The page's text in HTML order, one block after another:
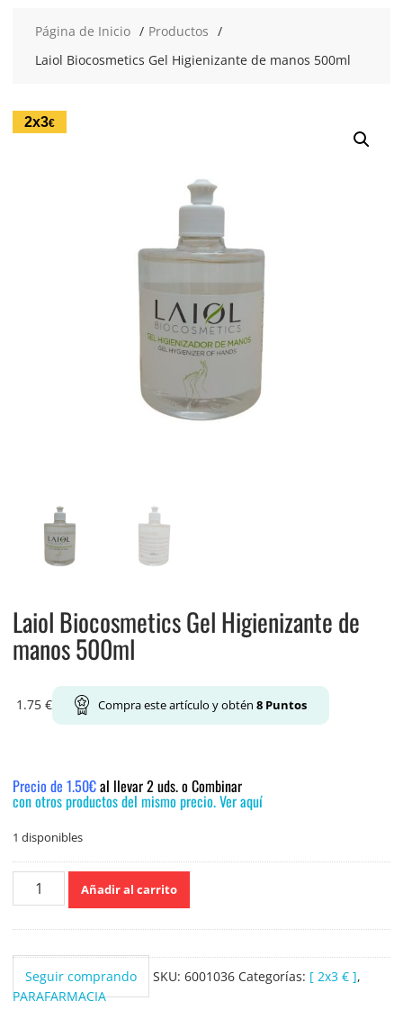
Página de Inicio
Productos
Laiol Biocosmetics Gel Higienizante de manos 500ml
2x3€
Laiol Biocosmetics Gel Higienizante de
manos 500ml
1.75 € Compra este artículo y obtén 8Puntos
Precio de 1.50€al llevar 2 uds. o Combinar
con otros productos del mismo precio. Ver aquí
1 disponibles
Laiol
Biocosmetics
de
manos
500ml
Añadir al carrito
Seguir comprando SKU: 6001036 Categorías: [ 2x3 € ],
PARAFARMACIA